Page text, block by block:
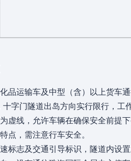
品运输车及中型（含）以上货车
字门隧道出岛方向实行限行，工
虚线，允许车辆在确保安全前提
点，需注意行车安全。
标志及交通引导标识，隧道内设